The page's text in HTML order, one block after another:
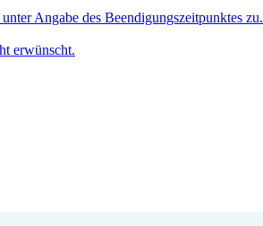
Angabe des Beendigungszeitpunktes zu.
erwünscht.